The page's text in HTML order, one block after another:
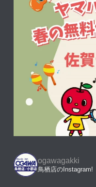
ogawagakki
鳥栖店のInstagram!